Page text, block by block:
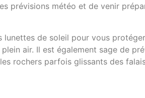
prévisions météo et de venir
lunettes de soleil pour vous
air. Il est également sage de
rochers parfois glissants des